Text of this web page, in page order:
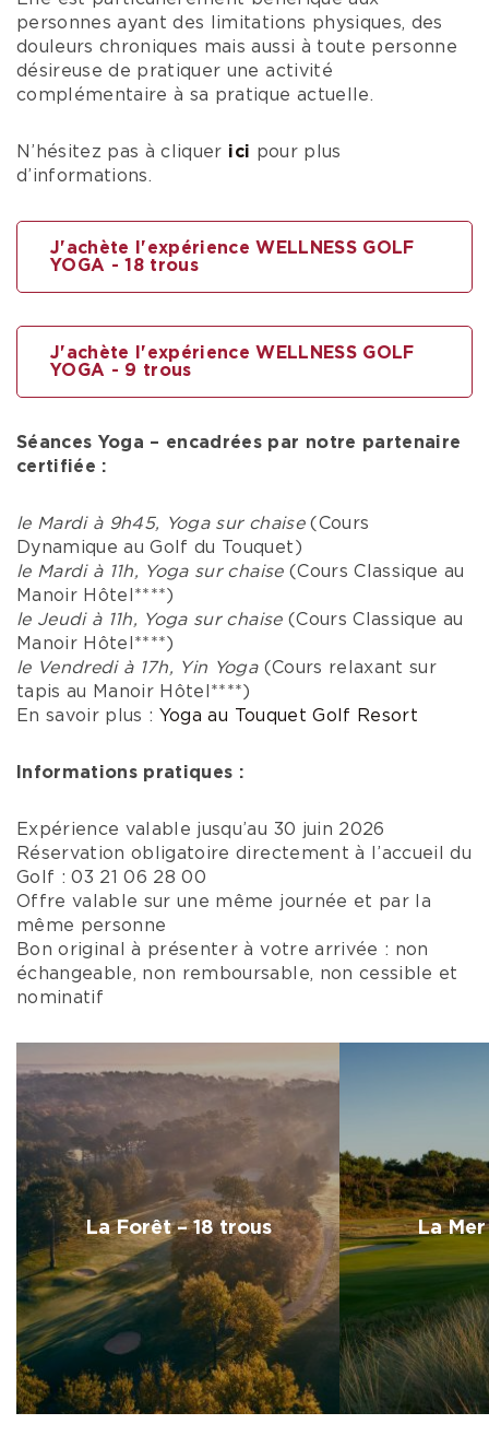
personnes ayant des limitations physiques, des
douleurs chroniques mais aussi à toute personne
désireuse de pratiquer une activité
complémentaire à sa pratique actuelle.
N’hésitez pas à cliquer ici pour plus
d’informations.
J'achète l'expérience WELLNESS GOLF
YOGA - 18 trous
J'achète l'expérience WELLNESS GOLF
YOGA - 9 trous
Séances Yoga – encadrées par notre partenaire
certifiée :
le Mardi à 9h45, Yoga sur chaise(Cours
Dynamique au Golf du Touquet)
le Mardi à 11h, Yoga sur chaise(Cours Classique au
Manoir Hôtel****)
le Jeudi à 11h, Yoga sur chaise(Cours Classique au
Manoir Hôtel****)
le Vendredi à 17h, Yin Yoga(Cours relaxant sur
tapis au Manoir Hôtel****)
En savoir plus : Yoga au Touquet Golf Resort
Informations pratiques :
Expérience valable jusqu’au 30 juin 2026
Réservation obligatoire directement à l’accueil du
Golf : 03 21 06 28 00
Offre valable sur une même journée et par la
même personne
Bon original à présenter à votre arrivée : non
échangeable, non remboursable, non cessible et
nominatif
La Forêt – 18 trous La Mer